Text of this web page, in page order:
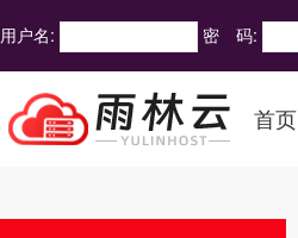
用户名: 密 码:
首页